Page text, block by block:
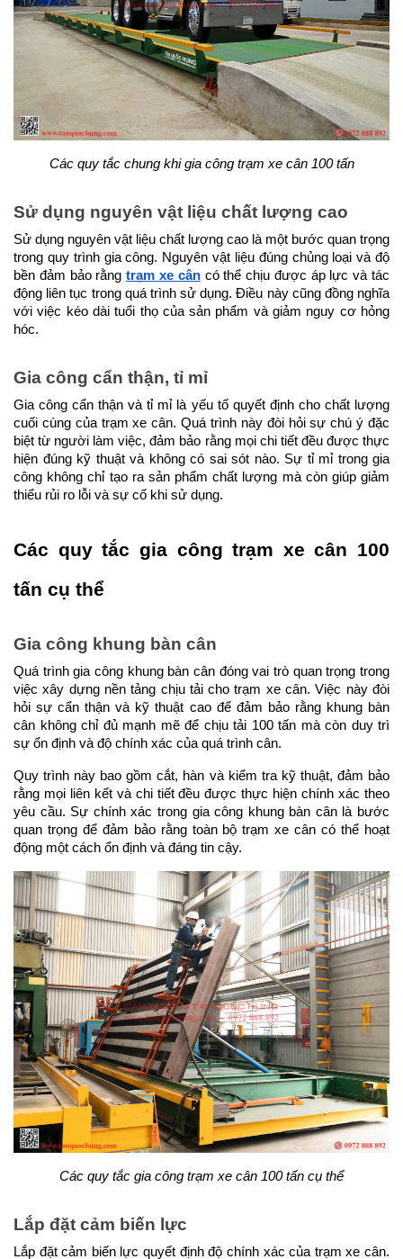
Các quy tắc chung khi gia công trạm xe cân 100 tấn
Sử dụng nguyên vật liệu chất lượng cao
Sử dụng nguyên vật liệu chất lượng cao là một bước quan trọng
trong quy trình gia công. Nguyên vật liệu đúng chủng loại và độ
bền đảm bảo rằng trạm xe cân có thể chịu được áp lực và tác
động liên tục trong quá trình sử dụng. Điều này cũng đồng nghĩa
với việc kéo dài tuổi thọ của sản phẩm và giảm nguy cơ hỏng
hóc.
Gia công cẩn thận, tỉ mỉ
Gia công cẩn thận và tỉ mỉ là yếu tố quyết định cho chất lượng
cuối cùng của trạm xe cân. Quá trình này đòi hỏi sự chú ý đặc
biệt từ người làm việc, đảm bảo rằng mọi chi tiết đều được thực
hiện đúng kỹ thuật và không có sai sót nào. Sự tỉ mỉ trong gia
công không chỉ tạo ra sản phẩm chất lượng mà còn giúp giảm
thiểu rủi ro lỗi và sự cố khi sử dụng.
Các quy tắc gia công trạm xe cân 100
tấn cụ thể
Gia công khung bàn cân
Quá trình gia công khung bàn cân đóng vai trò quan trọng trong
việc xây dựng nền tảng chịu tải cho trạm xe cân. Việc này đòi
hỏi sự cẩn thận và kỹ thuật cao để đảm bảo rằng khung bàn
cân không chỉ đủ mạnh mẽ để chịu tải 100 tấn mà còn duy trì
sự ổn định và độ chính xác của quá trình cân.
Quy trình này bao gồm cắt, hàn và kiểm tra kỹ thuật, đảm bảo
rằng mọi liên kết và chi tiết đều được thực hiện chính xác theo
yêu cầu. Sự chính xác trong gia công khung bàn cân là bước
quan trọng để đảm bảo rằng toàn bộ trạm xe cân có thể hoạt
động một cách ổn định và đáng tin cậy.
Các quy tắc gia công trạm xe cân 100 tấn cụ thể
Lắp đặt cảm biến lực
Lắp đặt cảm biến lực quyết định độ chính xác của trạm xe cân.